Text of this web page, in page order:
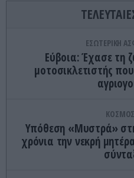
ΕΣΩΤΕΡΙΚΗ
Εύβοια: Έχασε τη
μοτοσικλετιστής
ΚΟΣΜΟΣ
Υπόθεση «Μυστρά»
χρόνια την νεκρή